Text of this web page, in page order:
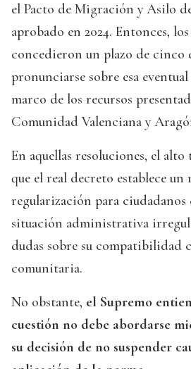
el Pacto de Migración y Asilo
aprobado en 2024. Entonces,
concedieron un plazo de cinco
pronunciarse sobre esa
marco de los recursos
Comunidad Valenciana y
En aquellas resoluciones, el
que el real decreto establece
regularización para ciudadanos
situación administrativa
dudas sobre su compatibilidad
comunitaria.
No obstante, el Supremo
cuestión no debe abordarse
su decisión de no suspender